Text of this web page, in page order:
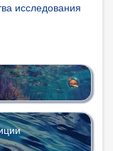
исследования